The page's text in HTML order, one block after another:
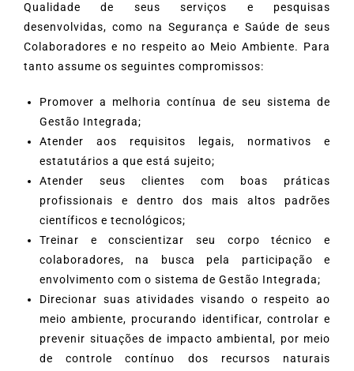
Qualidade de seus serviços e pesquisas
desenvolvidas, como na Segurança e Saúde de seus
Colaboradores e no respeito ao Meio Ambiente. Para
tanto assume os seguintes compromissos:
Promover a melhoria contínua de seu sistema de
Gestão Integrada;
Atender aos requisitos legais, normativos e
estatutários a que está sujeito;
Atender seus clientes com boas práticas
profissionais e dentro dos mais altos padrões
científicos e tecnológicos;
Treinar e conscientizar seu corpo técnico e
colaboradores, na busca pela participação e
envolvimento com o sistema de Gestão Integrada;
Direcionar suas atividades visando o respeito ao
meio ambiente, procurando identificar, controlar e
prevenir situações de impacto ambiental, por meio
de controle contínuo dos recursos naturais